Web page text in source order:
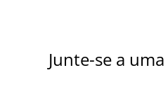
Junte-se a